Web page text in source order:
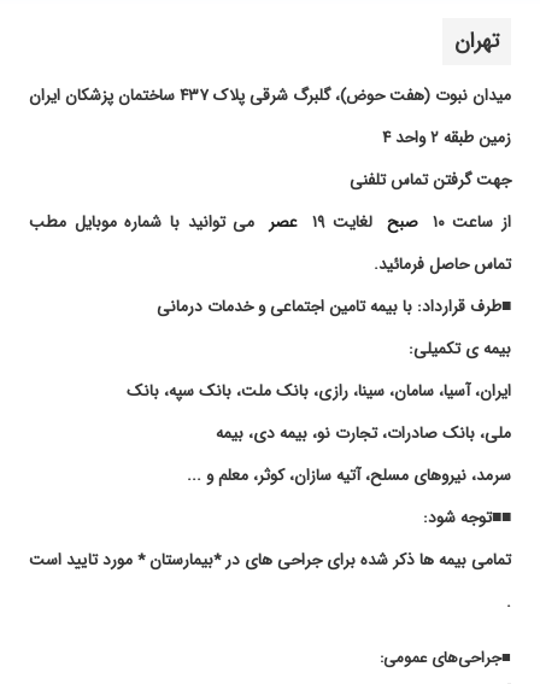
متبحر وخوش برخورد وبا پیگیری کارشون را انجام
دادن
صفرا خواهرم انجام دادند.عالی .پنجه طلا
سلام من برای چک پستانم رفتم خدا روشکر چیزی
نبوده ولی دکتر فوقالعاده خوش اخلاق و خوش رفتار
هستن من که راضی بودم از
۱۴۰۴/۰۲/۰۷
عالی هستند عالی عالی
در جراحی تیروئید عالی هستند
سلام. من توسط دکتر مهدی نژاد جراحی کیسه
اما خداروشکر بدون هیچ مشکلی عمل انجام شد.
دکتر مهدی نژاد تو کارشون فوق العاده تبحر دارند.
ازشون ممنونم
پنجه طلا هستند پیشنهاد صدرصد
بعد عمل نه مشکل و نه درد داشتم ، سریع به
■عضو انجمن جراحان ایران
بیمارستان های طرف قرار داد:
•پارس
تهران
میدان نبوت (هفت حوض)، گلبرگ شرقی پلاک ۴۳۷ ساختمان پزشکان ایران
زمین طبقه ۲ واحد ۴
جهت گرفتن تماس تلفنی
از ساعت ۱۰
صبح لغایت ۱۹ عصر
می توانید با شماره موبایل مطب
تماس حاصل فرمائید.
■طرف قرارداد: با بیمه تامین اجتماعی و خدمات درمانی
بیمه ی تکمیلی:
ایران، آسیا، سامان، سینا، رازی، بانک ملت، بانک سپه، بانک
ملی، بانک صادرات، تجارت نو، بیمه دی، بیمه
سرمد، نیروهای مسلح، آتیه سازان، کوثر، معلم و ...
■■توجه شود:
تمامی بیمه ها ذکر شده برای جراحی های در *بیمارستان * مورد تایید است
.
■جراحی‌های عمومی: